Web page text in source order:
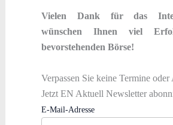
Vielen Dank für das
wünschen Ihnen viel
bevorstehenden Börse!
Verpassen Sie keine Termine
Jetzt EN Aktuell Newsletter
E-Mail-Adresse